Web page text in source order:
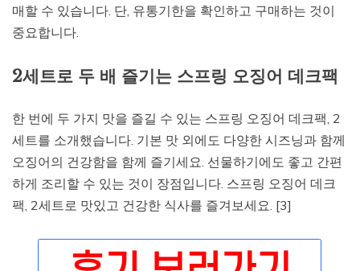
매할 수 있습니다. 단, 유통기한을 확인하고 구매하는 것이
중요합니다.
2세트로 두 배 즐기는 스프링 오징어 데크팩
한 번에 두 가지 맛을 즐길 수 있는 스프링 오징어 데크팩, 2
세트를 소개했습니다. 기본 맛 외에도 다양한 시즈닝과 함께
오징어의 건강함을 함께 즐기세요. 선물하기에도 좋고 간편
하게 조리할 수 있는 것이 장점입니다. 스프링 오징어 데크
팩, 2세트로 맛있고 건강한 식사를 즐겨보세요. [3]